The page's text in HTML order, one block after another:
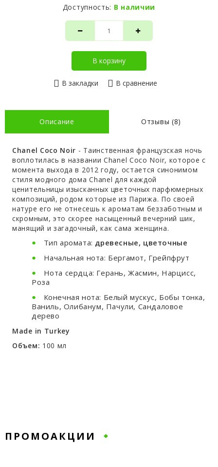
Доступность: В наличии
В корзину
В закладки В сравнение
Описание Отзывы (8)
Chanel Coco Noir - Таинственная французская ночь
воплотилась в названии Chanel Coco Noir, которое с
момента выхода в 2012 году, остается синонимом
стиля модного дома Chanel для каждой
ценительницы изысканных цветочных парфюмерных
композиций, родом которые из Парижа. По своей
натуре его не отнесешь к ароматам беззаботным и
скромным, это скорее насыщенный вечерний шик,
манящий и загадочный, как сама женщина.
Тип аромата: древесные, цветочные
Начальная нота: Бергамот, Грейпфрут
Нота сердца: Герань, Жасмин, Нарцисс,
Роза
Конечная нота: Белый мускус, Бобы тонка,
Ваниль, Олибанум, Пачули, Сандаловое
дерево
Made in Turkey
Объем: 100 мл
ПРОМОАКЦИИ